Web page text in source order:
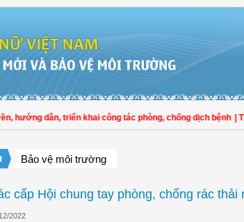
dẫn, triển khai công tác phòng, chống dịch bệnh |
Bảo vệ môi trường
cấp Hội chung tay phòng, chống rác thải
2022